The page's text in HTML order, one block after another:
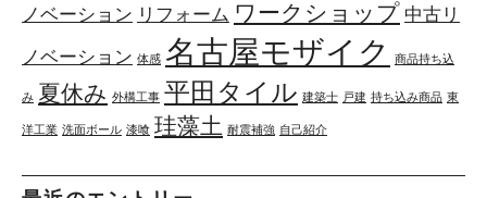
ノベーション リフォーム ワークショップ 中古リ
ノベーション 体感 名古屋モザイク 商品持ち込
み 夏休み 外構工事 平田タイル 建築士 戸建 持ち込み商品 東
洋工業 洗面ボール 漆喰 珪藻土 耐震補強 自己紹介